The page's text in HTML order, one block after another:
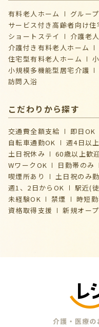
有料老人ホーム グルー
サービス付き高齢者向け住
ショートステイ
介護⽼
介護付き有料老人ホーム
住宅型有料老人ホーム
⼩規模多機能型居宅介護
訪問入浴
こだわりから探す
交通費全額支給 即日OK
自転車通勤OK
週4日以上
土日祝休み
60歳以上歓迎
WワークOK
日勤帯のみ
喫煙所あり
土日祝のみ
週1、2日からOK
駅近(
未経験OK
禁煙 時短
資格取得支援
新規オー